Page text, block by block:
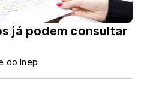
já podem consultar
do Inep